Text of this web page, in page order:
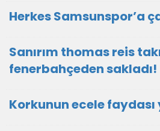
Herkes Samsunspor’a
Sanırım thomas reis
fenerbahçeden sakladı!
Korkunun ecele faydası